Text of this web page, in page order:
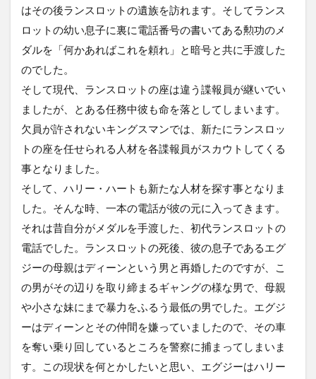
はその後ランスロットの遺族を訪れます。そしてランス
ロットの幼い息子に裏に電話番号の書いてある勲功のメ
ダルを「何かあればこれを頼れ」と暗号と共に手渡した
のでした。
そして現代、ランスロットの座は違う諜報員が継いでい
ましたが、とある任務中彼も命を落としてしまいます。
欠員が許されないキングスマンでは、新たにランスロッ
トの座を任せられる人材を各諜報員がスカウトしてくる
事となりました。
そして、ハリー・ハートも新たな人材を探す事となりま
した。そんな時、一本の電話が彼の元に入ってきます。
それは昔自分がメダルを手渡した、初代ランスロットの
電話でした。ランスロットの死後、彼の息子であるエグ
ジーの母親はディーンという男と再婚したのですが、こ
の男がその辺りを取り締まるギャングの様な男で、母親
や小さな妹にまで暴力をふるう最低の男でした。エグジ
ーはディーンとその仲間を嫌っていましたので、その車
を奪い乗り回しているところを警察に捕まってしまいま
す。この現状を何とかしたいと思い、エグジーはハリー